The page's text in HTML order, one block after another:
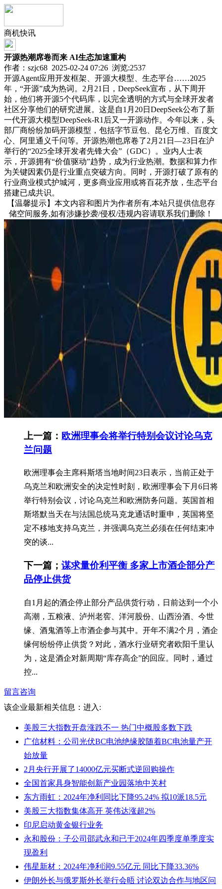
商机快讯
开源热潮席卷而来 AI生态加速重构
作者：szjc68 2025-02-24 07:26 浏览:2537
开源Agent应用开发框架、开源大模型、生态平台……2025
年，“开源”成为热词。2月21日，DeepSeek宣布，从下周开
始，他们将开源5个代码库，以完全透明的方式与全球开发者
社区分享他们的研究进展。这是自1月20日DeepSeek公布了新
一代开源大模型DeepSeek-R1后又一开源动作。今年以来，头
部厂商纷纷加码开源模型，包括字节豆包、昆仑万维、百度文
心、阿里通义千问等。开源热潮也席卷了2月21日—23日在沪
举行的“2025全球开发者先锋大会”（GDC）。业内人士表
示，开源拥有“价值驱动”趋势，成为行业热潮。数据和算力作
为关键因素仍是行业重点突破方向。同时，开源打破了原有的
行业商业模式护城河，更多商业应用或将百花齐放，生态平台
搭建已成共识。
【温馨提示】本文内容和图片为作者所有,本站只提供信息存
储空间服务,如有涉嫌抄袭/侵权/违规内容请联系我们删除！
上一篇： 欧洲理事会将举行特别会议讨论乌克
兰问题
欧洲理事会主席科斯塔当地时间23日表示，当前正处于
乌克兰和欧洲安全的决定性时刻，欧洲理事会下月6日将
举行特别会议，讨论乌克兰和欧洲防务问题。英国首相
斯塔默当天在与法国总统马克龙通话时重申，英国将坚
定不移地支持乌克兰，并强调乌克兰必须在任何结束冲
突的谈...
下一篇； 谋求量价利平衡 多家上市酒企部分产
品停止供货
自1月起的酒企停止部分产品供货行动，日前达到一个小
高潮，五粮液、泸州老窖、洋河股份、山西汾酒、今世
缘、酒鬼酒等上市酒企参与其中。开年不满2个月，酒企
缘何纷纷停止供货？对此，酒水行业研究者欧阳千里认
为，这是酒企对新周期“库存高企”的回应。同时，通过
控...
留言咨询
该企业最新相关信息： 进入:
美股三大指数开盘涨跌不一 热门中概股多数下跌
广信材料：公司光伏BC电池绝缘胶随着BC电池量产开
始放量
2月央行开展了14000亿元买断式逆回购操作
全国首家具身智能创新产业园落地中关村
东方雨虹：2024年净利同比下降95.24% 拟10派18.5元
美股三大指数集体高开 英伟达涨超2%
印尼启动黄金银行业务
永和股份：子公司邵武永和已于2024年四季度单季度实
现盈利
伟星新材：2024年净利润9.55亿元 同比下降33.36%
伊朗外长与俄罗斯外长举行会晤 讨论双边合作与地区问